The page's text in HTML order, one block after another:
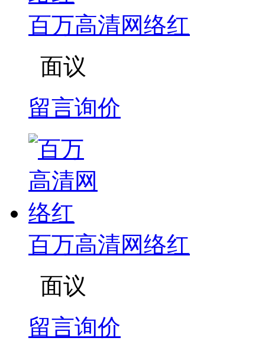
百万高清网络红
面议
留言询价
百万高清网络红
面议
留言询价